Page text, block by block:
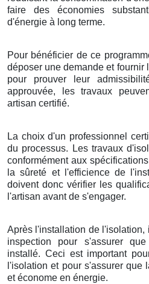
faire des économies
d'énergie à long terme.
Pour bénéficier de ce
déposer une demande et fournir
pour prouver leur
approuvée, les travaux
artisan certifié.
La choix d'un professionnel
du processus. Les travaux
conformément aux
la sûreté et l'efficience de
doivent donc vérifier les
l'artisan avant de s'engager.
Après l'installation de
inspection pour s'assurer
installé. Ceci est important
l'isolation et pour s'assurer que
et économe en énergie.